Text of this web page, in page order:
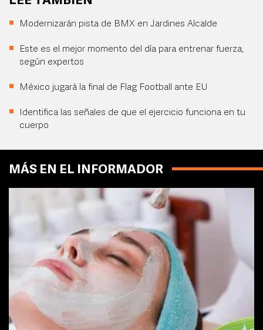
Modernizarán pista de BMX en Jardines Alcalde
Este es el mejor momento del día para entrenar fuerza,
según expertos
México jugará la final de Flag Football ante EU
Identifica las señales de que el ejercicio funciona en tu
cuerpo
MÁS EN EL INFORMADOR